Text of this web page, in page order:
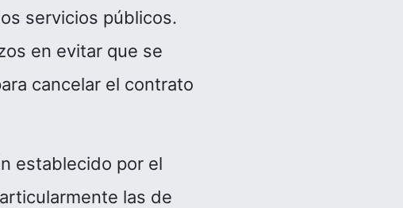
servicios públicos.
en evitar que se
cancelar el contrato
establecido por el
las de